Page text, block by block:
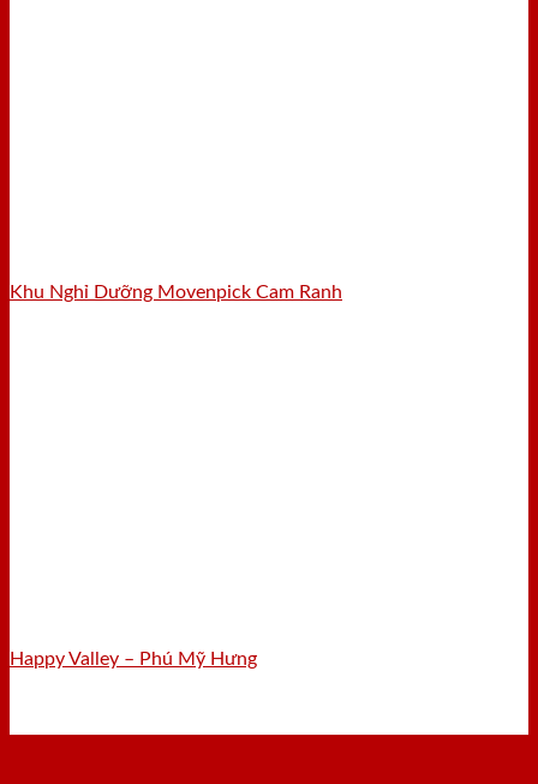
Khu Nghỉ Dưỡng Movenpick Cam Ranh
Happy Valley – Phú Mỹ Hưng